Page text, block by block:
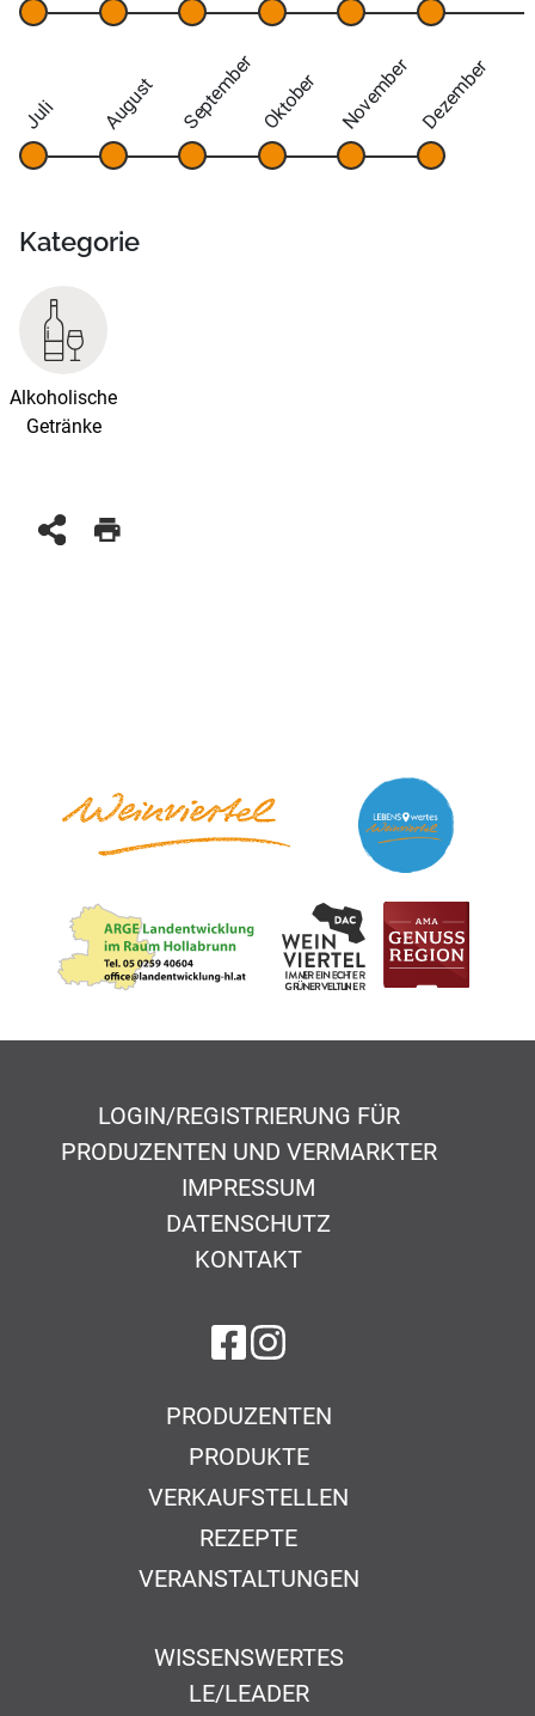
Juli August September Oktober November Dezember
Kategorie
Alkoholische
Getränke
LOGIN/REGISTRIERUNG FÜR
PRODUZENTEN UND VERMARKTER
IMPRESSUM
DATENSCHUTZ
KONTAKT
auf Facebook
auf Instagram
PRODUZENTEN
PRODUKTE
VERKAUFSTELLEN
REZEPTE
VERANSTALTUNGEN
WISSENSWERTES
LE/LEADER